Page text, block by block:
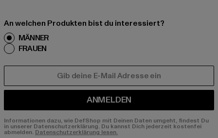
An welchen Produkten bist du interessiert?
MÄNNER
FRAUEN
ANMELDEN
Informationen dazu, wie DefShop mit Deinen Daten umgeht, findest Du
in unserer Datenschutzerklärung. Du kannst Dich jederzeit kostenfei
abmelden. Datenschutzerklärung lesen.